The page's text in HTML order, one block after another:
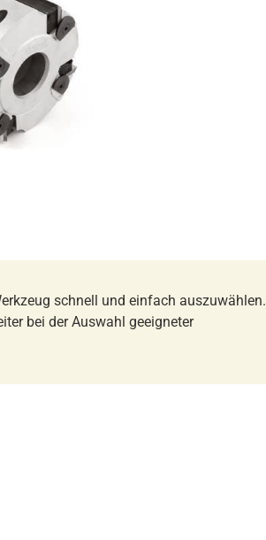
schnell und einfach auszuwählen.
bei der Auswahl geeigneter